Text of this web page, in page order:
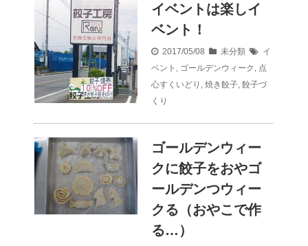
イベントは楽しイ
ベント！
2017/05/08 未分類
イ
ベント
ゴールデンウィーク
点
心すくいどり
焼き餃子 餃子づ
くり
ゴールデンウィー
クに餃子をおやゴ
ールデンつウィー
クる（おやこで作
る…）